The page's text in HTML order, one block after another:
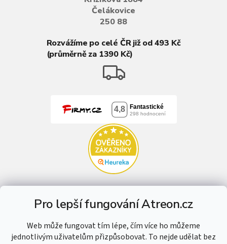
Pro lepší fungování Atreon.cz
Web může fungovat tím lépe, čím více ho můžeme
jednotlivým uživatelům přizpůsobovat. To nejde udělat bez
Čelákovice
250 88
Rozvážíme po celé ČR již od 493 Kč
(průměrně za 1390 Kč)